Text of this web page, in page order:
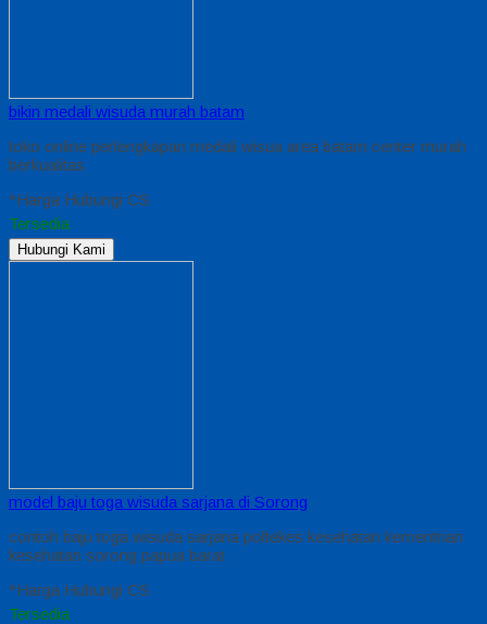
bikin medali wisuda murah batam
toko online perlengkapan medali wisua area batam center murah
berkualitas
*Harga Hubungi CS
Tersedia
Hubungi Kami
model baju toga wisuda sarjana di Sorong
contoh baju toga wisuda sarjana poltekes kesehatan kementrian
kesehatan sorong papua barat
*Harga Hubungi CS
Tersedia